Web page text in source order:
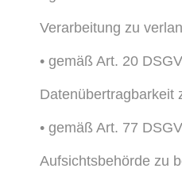
Verarbeitung zu
• gemäß Art. 20
Datenübertragbarkeit
• gemäß Art. 77
Aufsichtsbehörde zu